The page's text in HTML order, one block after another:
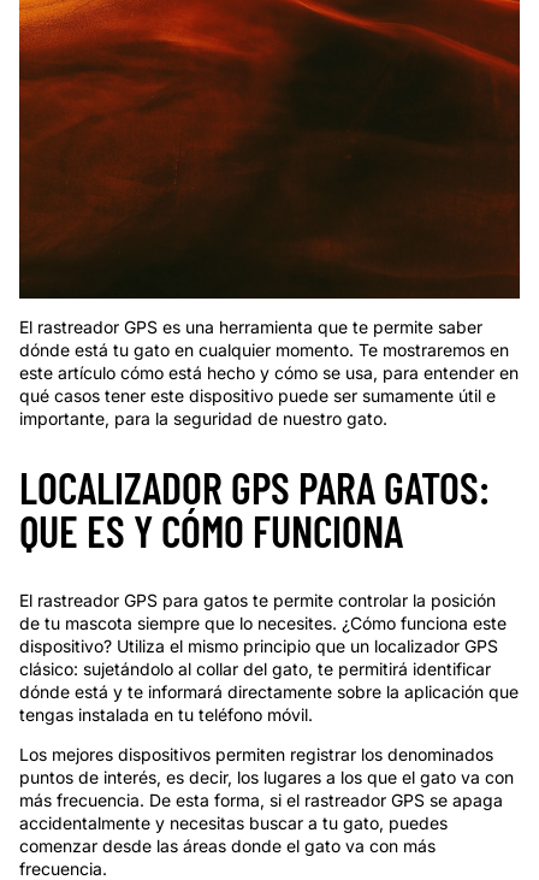
El rastreador GPS es una herramienta que te permite saber
dónde está tu gato en cualquier momento. Te mostraremos en
este artículo cómo está hecho y cómo se usa, para entender en
qué casos tener este dispositivo puede ser sumamente útil e
importante, para la seguridad de nuestro gato.
LOCALIZADOR GPS PARA GATOS:
QUE ES Y CÓMO FUNCIONA
El rastreador GPS para gatos te permite controlar la posición
de tu mascota siempre que lo necesites. ¿Cómo funciona este
dispositivo? Utiliza el mismo principio que un localizador GPS
clásico: sujetándolo al collar del gato, te permitirá identificar
dónde está y te informará directamente sobre la aplicación que
tengas instalada en tu teléfono móvil.
Los mejores dispositivos permiten registrar los denominados
puntos de interés, es decir, los lugares a los que el gato va con
más frecuencia. De esta forma, si el rastreador GPS se apaga
accidentalmente y necesitas buscar a tu gato, puedes
comenzar desde las áreas donde el gato va con más
frecuencia.